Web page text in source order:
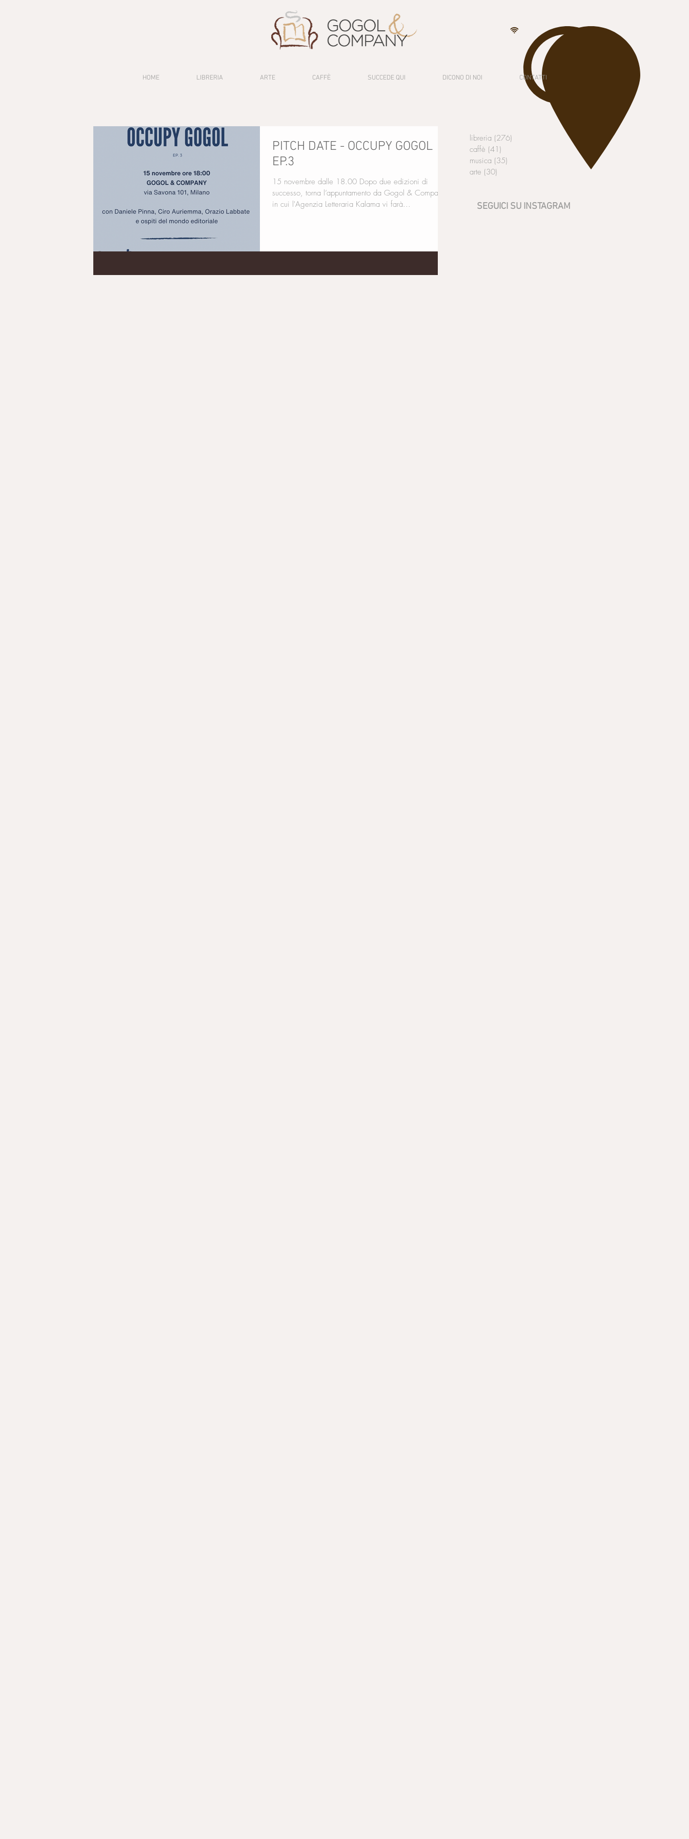
HOME LIBRERIA ARTE CAFFÈ SUCCEDE QUI DICONO DI NOI CONTATTI
PITCH DATE - OCCUPY GOGOL
EP.3
15 novembre dalle 18.00 Dopo due edizioni di
successo, torna l’appuntamento da Gogol & Company
in cui l'Agenzia Letteraria Kalama vi farà...
libreria (276)
caffè (41)
musica (35)
arte (30)
SEGUICI SU INSTAGRAM